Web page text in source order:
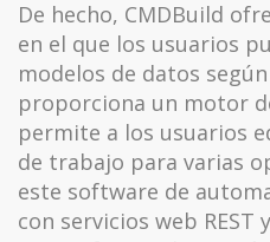
De hecho, CMDBuild
en el que los usuarios
modelos de datos
proporciona un motor
permite a los usuarios
de trabajo para varias
este software de
con servicios web REST